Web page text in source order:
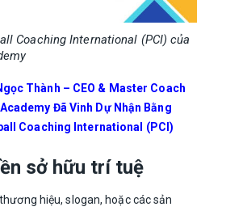
Coaching International (PCI) của
Thành – CEO & Master Coach
Đã Vinh Dự Nhận Bằng
Coaching International (PCI)
sở hữu trí tuệ
hiệu, slogan, hoặc các sản